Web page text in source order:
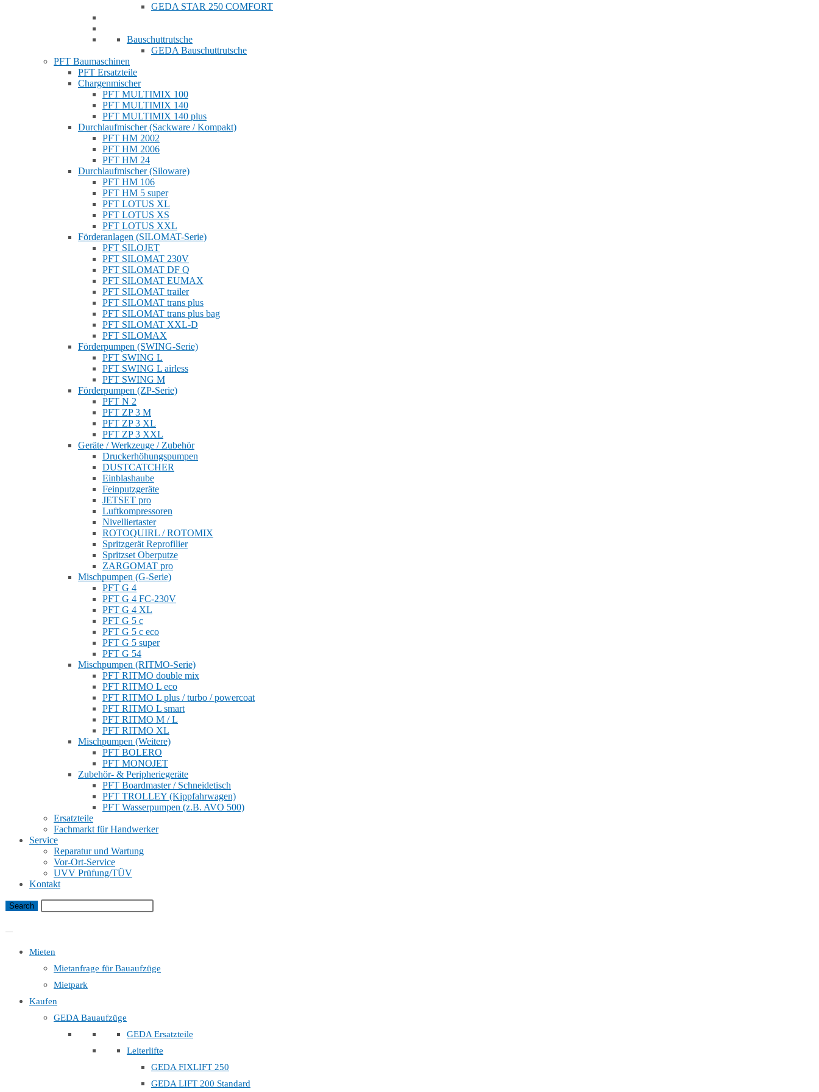
GEDA STAR 250 COMFORT
Bauschuttrutsche
GEDA Bauschuttrutsche
PFT Baumaschinen
PFT Ersatzteile
Chargenmischer
PFT MULTIMIX 100
PFT MULTIMIX 140
PFT MULTIMIX 140 plus
Durchlaufmischer (Sackware / Kompakt)
PFT HM 2002
PFT HM 2006
PFT HM 24
Durchlaufmischer (Siloware)
PFT HM 106
PFT HM 5 super
PFT LOTUS XL
PFT LOTUS XS
PFT LOTUS XXL
Förderanlagen (SILOMAT-Serie)
PFT SILOJET
PFT SILOMAT 230V
PFT SILOMAT DF Q
PFT SILOMAT EUMAX
PFT SILOMAT trailer
PFT SILOMAT trans plus
PFT SILOMAT trans plus bag
PFT SILOMAT XXL-D
PFT SILOMAX
Förderpumpen (SWING-Serie)
PFT SWING L
PFT SWING L airless
PFT SWING M
Förderpumpen (ZP-Serie)
PFT N 2
PFT ZP 3 M
PFT ZP 3 XL
PFT ZP 3 XXL
Geräte / Werkzeuge / Zubehör
Druckerhöhungspumpen
DUSTCATCHER
Einblashaube
Feinputzgeräte
JETSET pro
Luftkompressoren
Nivelliertaster
ROTOQUIRL / ROTOMIX
Spritzgerät Reprofilier
Spritzset Oberputze
ZARGOMAT pro
Mischpumpen (G-Serie)
PFT G 4
PFT G 4 FC-230V
PFT G 4 XL
PFT G 5 c
PFT G 5 c eco
PFT G 5 super
PFT G 54
Mischpumpen (RITMO-Serie)
PFT RITMO double mix
PFT RITMO L eco
PFT RITMO L plus / turbo / powercoat
PFT RITMO L smart
PFT RITMO M / L
PFT RITMO XL
Mischpumpen (Weitere)
PFT BOLERO
PFT MONOJET
Zubehör- & Peripheriegeräte
PFT Boardmaster / Schneidetisch
PFT TROLLEY (Kippfahrwagen)
PFT Wasserpumpen (z.B. AVO 500)
Ersatzteile
Fachmarkt für Handwerker
Service
Reparatur und Wartung
Vor-Ort-Service
UVV Prüfung/TÜV
Kontakt
Mieten
Mietanfrage für Bauaufzüge
Mietpark
Kaufen
GEDA Bauaufzüge
GEDA Ersatzteile
Leiterlifte
GEDA FIXLIFT 250
GEDA LIFT 200 Standard